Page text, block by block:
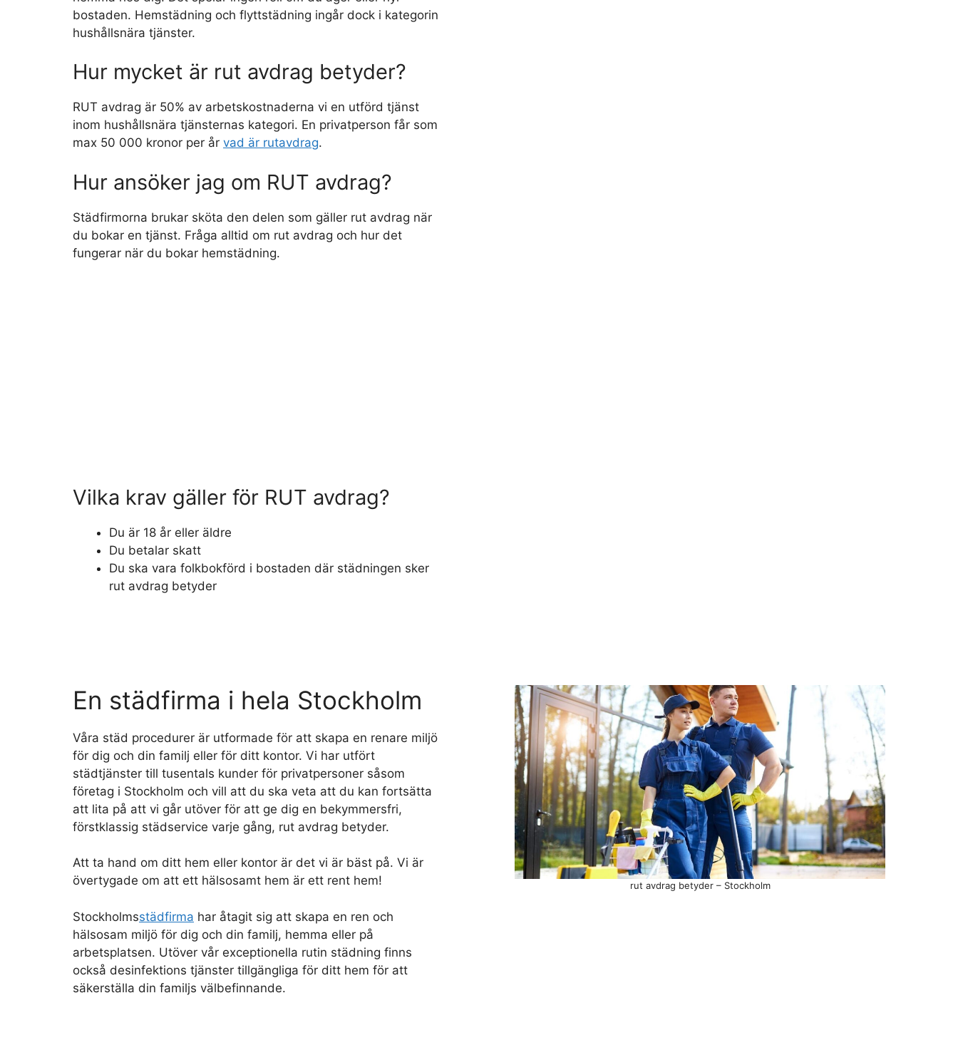
bostaden. Hemstädning och flyttstädning ingår dock i kategorin
hushållsnära tjänster.
Hur mycket är rut avdrag betyder?
RUT avdrag är 50% av arbetskostnaderna vi en utförd tjänst
inom hushållsnära tjänsternas kategori. En privatperson får som
max 50 000 kronor per år vad är rutavdrag.
Hur ansöker jag om RUT avdrag?
Städfirmorna brukar sköta den delen som gäller rut avdrag när
du bokar en tjänst. Fråga alltid om rut avdrag och hur det
fungerar när du bokar hemstädning.
Vilka krav gäller för RUT avdrag?
Du är 18 år eller äldre
Du betalar skatt
Du ska vara folkbokförd i bostaden där städningen sker
rut avdrag betyder
En städfirma i hela Stockholm
Våra städ procedurer är utformade för att skapa en renare miljö
för dig och din familj eller för ditt kontor. Vi har utfört
städtjänster till tusentals kunder för privatpersoner såsom
företag i Stockholm och vill att du ska veta att du kan fortsätta
att lita på att vi går utöver för att ge dig en bekymmersfri,
förstklassig städservice varje gång, rut avdrag betyder.
Att ta hand om ditt hem eller kontor är det vi är bäst på. Vi är
övertygade om att ett hälsosamt hem är ett rent hem!
Stockholmsstädfirma har åtagit sig att skapa en ren och
hälsosam miljö för dig och din familj, hemma eller på
arbetsplatsen. Utöver vår exceptionella rutin städning finns
också desinfektions tjänster tillgängliga för ditt hem för att
säkerställa din familjs välbefinnande.
rut avdrag betyder – Stockholm